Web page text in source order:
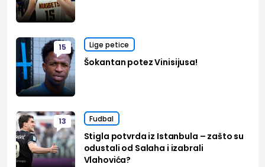
15 Lige petice
Šokantan potez Vinisijusa!
13 Fudbal
Stigla potvrda iz Istanbula – zašto su
odustali od Salaha i izabrali
Vlahovića?